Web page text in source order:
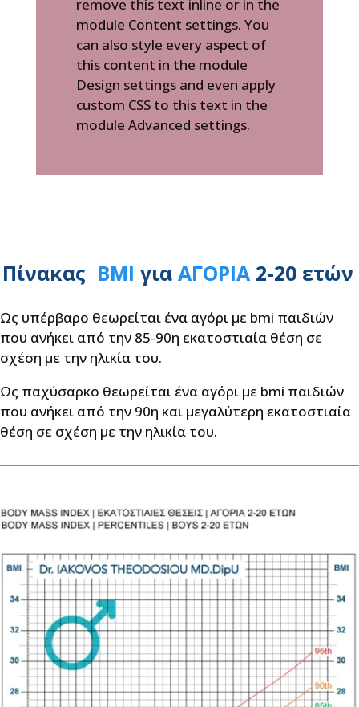
remove this text inline or in the
module Content settings. You
can also style every aspect of
this content in the module
Design settings and even apply
custom CSS to this text in the
module Advanced settings.
Πίνακας BMI για ΑΓΟΡΙΑ 2-20 ετών
Ως υπέρβαρο θεωρείται ένα αγόρι με bmi παιδιών
που ανήκει από την 85-90η εκατοστιαία θέση σε
σχέση με την ηλικία του.
Ως παχύσαρκο θεωρείται ένα αγόρι με bmi παιδιών
που ανήκει από την 90η και μεγαλύτερη εκατοστιαία
θέση σε σχέση με την ηλικία του.